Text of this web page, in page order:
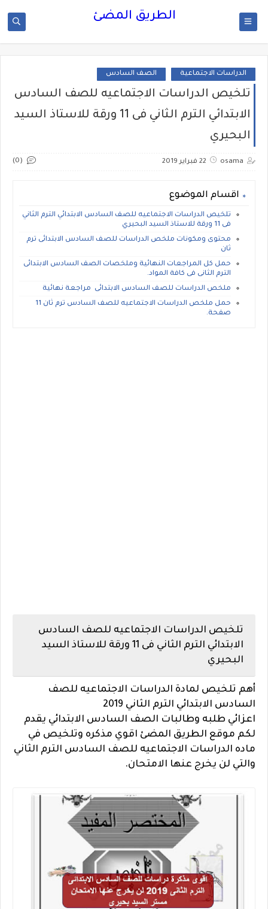
الطريق المضئ
الدراسات الاجتماعية الصف السادس
تلخيص الدراسات الاجتماعيه للصف السادس
الابتدائي الترم الثاني فى 11 ورقة للاستاذ السيد
البحيري
osama 22 فبراير 2019 (0)
اقسام الموضوع
تلخيص الدراسات الاجتماعيه للصف السادس الابتدائي الترم الثاني
فى 11 ورقة للاستاذ السيد البحيري
محتوى ومكونات ملخص الدراسات للصف السادس الابتدائى ترم
ثان
حمل كل المراجعات النهائية وملخصات الصف السادس الابتدائى
الترم الثانى فى كافة المواد.
ملخص الدراسات للصف السادس الابتدائى مراجعة نهائية
حمل ملخص الدراسات الاجتماعيه للصف السادس ترم ثان 11
صفحة.
تلخيص الدراسات الاجتماعيه للصف السادس
الابتدائي الترم الثاني فى 11 ورقة للاستاذ السيد
البحيري
أهم تلخيص لمادة الدراسات الاجتماعيه للصف
السادس الابتدائي الترم الثاني 2019
اعزائي طلبه وطالبات الصف السادس الابتدائي يقدم
لكم موقع الطريق المضئ اقوي مذكره وتلخيص في
ماده الدراسات الاجتماعيه للصف السادس الترم الثاني
والتي لن يخرج عنها الامتحان.